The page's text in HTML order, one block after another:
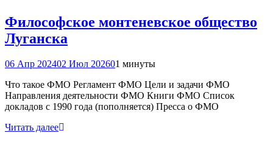
Философское монтеневское общество
Луганска
06 Апр 202402 Июл 202601 минуты
Что такое ФМО Регламент ФМО Цели и задачи ФМО
Направления деятельности ФМО Книги ФМО Список
докладов с 1990 года (пополняется) Пресса о ФМО
Читать далее